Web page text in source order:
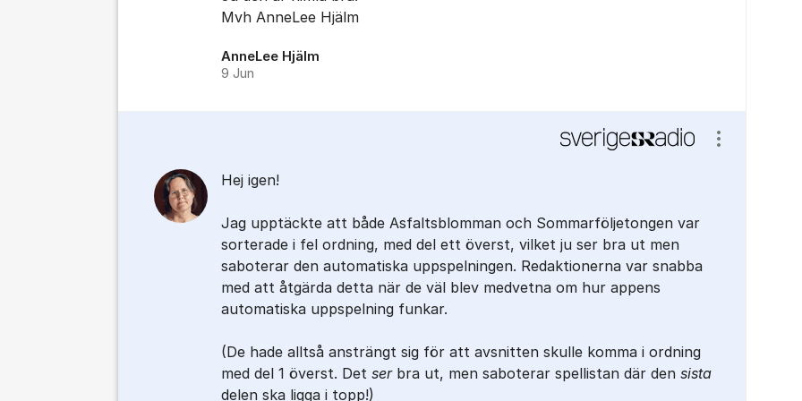
Mvh AnneLee Hjälm
AnneLee Hjälm
9 Jun
Hej igen!
Jag upptäckte att både Asfaltsblomman och Sommarföljetongen var
sorterade i fel ordning, med del ett överst, vilket ju ser bra ut men
saboterar den automatiska uppspelningen. Redaktionerna var snabba
med att åtgärda detta när de väl blev medvetna om hur appens
automatiska uppspelning funkar.
(De hade alltså ansträngt sig för att avsnitten skulle komma i ordning
med del 1 överst. Det serbra ut, men saboterar spellistan där den sista
delen ska ligga i topp!)
Visa/dölj